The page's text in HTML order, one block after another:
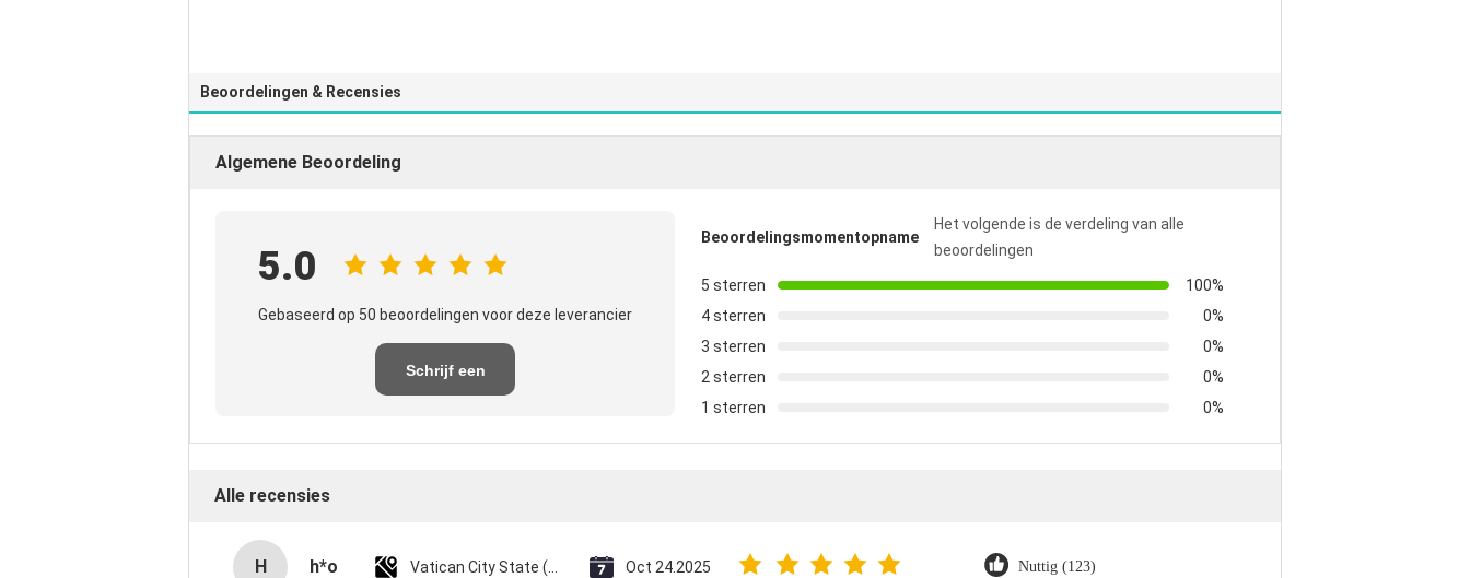
Beoordelingen & Recensies
Algemene Beoordeling
5.0
Gebaseerd op 50 beoordelingen voor deze leverancier
Schrijf een
Beoordelingsmomentopname
Het volgende is de verdeling van alle
beoordelingen
5 sterren
100%
4 sterren
0%
3 sterren
0%
2 sterren
0%
1 sterren
0%
Alle recensies
H h*o Oct 24.2025 Nuttig (123)